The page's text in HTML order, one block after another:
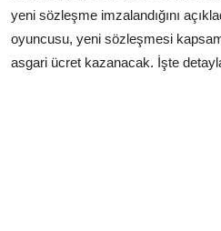
yeni sözleşme imzalandığını
oyuncusu, yeni sözleşmesi
asgari ücret kazanacak. İşte